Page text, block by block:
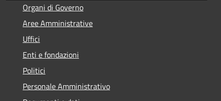
Organi di Governo
Aree Amministrative
Uffici
Enti e fondazioni
Politici
Personale Amministrativo